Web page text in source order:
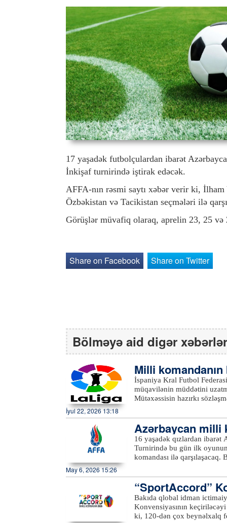
17 yaşadək futbolçulardan ibarət
İnkişaf turnirində iştirak edəcək.
AFFA-nın rəsmi saytı xəbər verir ki,
Özbəkistan və Tacikistan seçmələri ilə
Görüşlər müvafiq olaraq, aprelin 23, 25
Share on Facebook Share on Twitter
Bölməyə aid digər xəbərlər
Milli
zatmağı
İspaniya Kral Futbol
müqavilənin müddətini
Mütəxəssisin hazırkı
danışıqların yaxın aylarda başlanacağı gözlənilir.
dekabrında İspaniya
onun rəhbərliyi altında
qalibi olub.xeber100.com
İyul 22, 2026 13:18
Azərbaycan milli
oyununa çıxacaq
16 yaşadək qızlardan ibarət
Turnirində bu gün ilk
komandası ilə
May 6, 2026 15:26
“SportAccord”
müəyyənləşib
Bakıda qlobal idman
Konvensiyasının keçiriləcəyi yeni tarixlər
ki, 120-dən çox beynəlxalq